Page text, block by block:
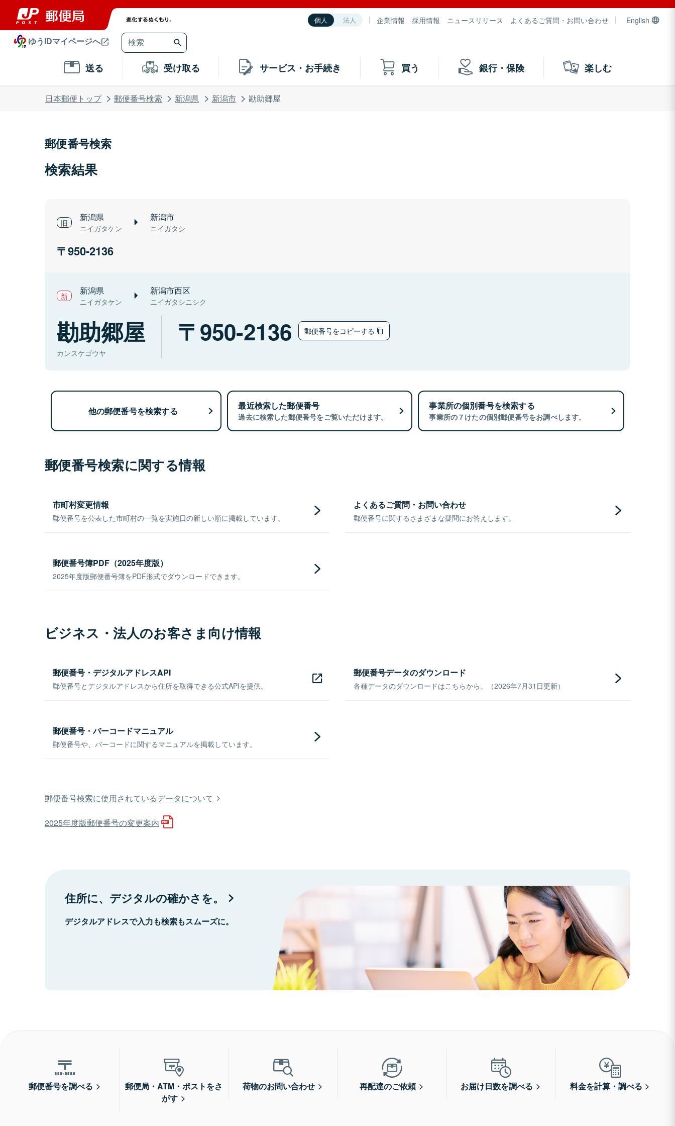
個人 法人 企業情報 採用情報 ニュースリリース よくあるご質問・お問い合わせ English
ゆうIDマイページへ
送る 受け取る サービス・お手続き 買う 銀行・保険 楽しむ
日本郵便トップ 郵便番号検索 新潟県 新潟市 勘助郷屋
郵便番号検索
検索結果
新潟県
ニイガタケン
新潟市
ニイガタシ
950-2136
新潟県
ニイガタケン
新潟市西区
ニイガタシニシク
勘助郷屋
カンスケゴウヤ
950-2136 郵便番号をコピーする
他の郵便番号を検索する 最近検索した郵便番号
過去に検索した郵便番号をご覧いただけます。
事業所の個別番号を検索する
事業所の７けたの個別郵便番号をお調べします。
郵便番号検索に関する情報
市町村変更情報
郵便番号を公表した市町村の一覧を実施日の新しい順に掲載しています。
よくあるご質問・お問い合わせ
郵便番号に関するさまざまな疑問にお答えします。
郵便番号簿PDF（2025年度版）
2025年度版郵便番号簿をPDF形式でダウンロードできます。
ビジネス・法人のお客さま向け情報
郵便番号・デジタルアドレスAPI
郵便番号とデジタルアドレスから住所を取得できる公式APIを提供。
郵便番号データのダウンロード
各種データのダウンロードはこちらから。（2026年7月31日更新）
郵便番号・バーコードマニュアル
郵便番号や、バーコードに関するマニュアルを掲載しています。
郵便番号検索に使用されているデータについて
2025年度版郵便番号の変更案内
住所に、デジタルの確かさを。
デジタルアドレスで入力も検索もスムーズに。
郵便番号を調べる
郵便局・ATM・ポストをさ
がす
荷物のお問い合わせ 再配達のご依頼 お届け日数を調べる 料金を計算・調べる